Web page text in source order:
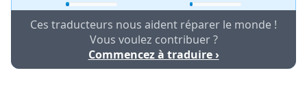
Ces traducteurs nous aident réparer le monde !
Vous voulez contribuer ?
Commencez à traduire ›